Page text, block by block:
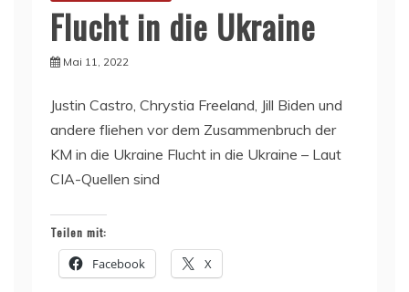
Flucht in die Ukraine
Mai 11, 2022
Justin Castro, Chrystia Freeland, Jill Biden und
andere fliehen vor dem Zusammenbruch der
KM in die Ukraine Flucht in die Ukraine – Laut
CIA-Quellen sind
Teilen mit:
Facebook X